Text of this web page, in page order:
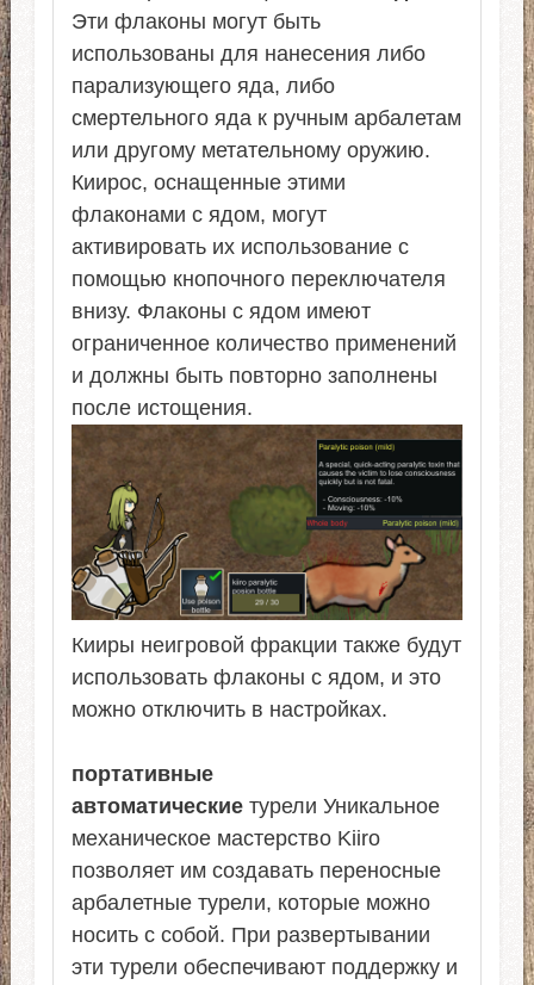
Эти флаконы могут быть
использованы для нанесения либо
парализующего яда, либо
смертельного яда к ручным арбалетам
или другому метательному оружию.
Киирос, оснащенные этими
флаконами с ядом, могут
активировать их использование с
помощью кнопочного переключателя
внизу. Флаконы с ядом имеют
ограниченное количество применений
и должны быть повторно заполнены
после истощения.
Кииры неигровой фракции также будут
использовать флаконы с ядом, и это
можно отключить в настройках.
портативные
автоматическиетурели Уникальное
механическое мастерство Kiiro
позволяет им создавать переносные
арбалетные турели, которые можно
носить с собой. При развертывании
эти турели обеспечивают поддержку и